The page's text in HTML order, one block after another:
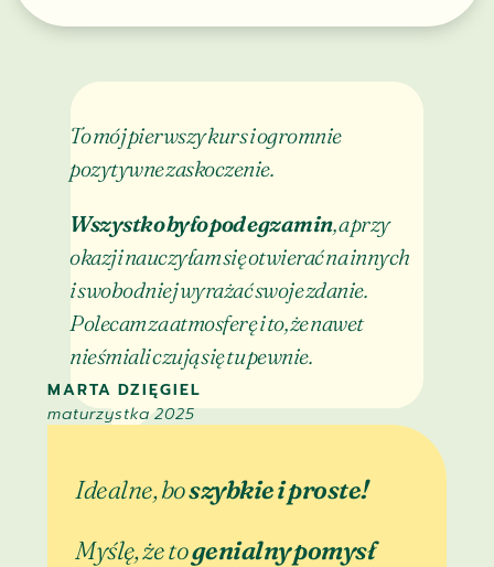
To mój pierwszy kurs i ogromnie
pozytywne zaskoczenie.
Wszystko było pod egzamin, a przy
okazji nauczyłam się otwierać na innych
i swobodniej wyrażać swoje zdanie.
Polecam za atmosferę i to, że nawet
nieśmiali czują się tu pewnie.
MARTA DZIĘGIEL
maturzystka 2025
Idealne, boszybkie i proste!
Myślę, że togenialny pomysł